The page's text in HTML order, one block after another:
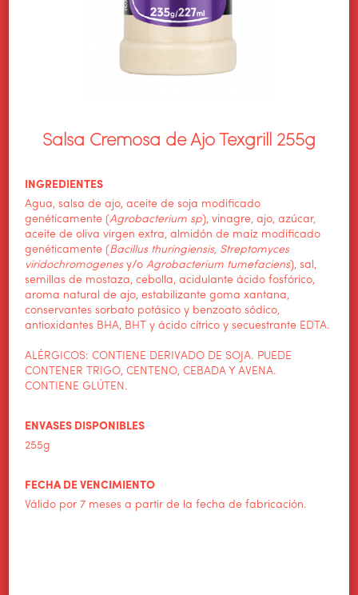
HOME
ALIMENTOS WILSON
PRODUCTOS
NOTICIAS
Salsa Cremosa de Ajo Texgrill 255g
INGREDIENTES
Agua, salsa de ajo, aceite de soja modificado
genéticamente (Agrobacterium sp), vinagre, ajo, azúcar,
aceite de oliva virgen extra, almidón de maíz modificado
genéticamente (Bacillus thuringiensis, Streptomyces
viridochromogenesy/o Agrobacterium tumefaciens), sal,
semillas de mostaza, cebolla, acidulante ácido fosfórico,
aroma natural de ajo, estabilizante goma xantana,
conservantes sorbato potásico y benzoato sódico,
antioxidantes BHA, BHT y ácido cítrico y secuestrante EDTA.
ALÉRGICOS: CONTIENE DERIVADO DE SOJA. PUEDE
CONTENER TRIGO, CENTENO, CEBADA Y AVENA.
CONTIENE GLÚTEN.
ENVASES DISPONIBLES
255g
FECHA DE VENCIMIENTO
Válido por 7 meses a partir de la fecha de fabricación.